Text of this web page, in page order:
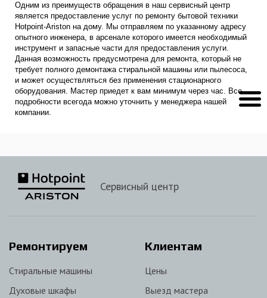
Одним из преимуществ обращения в наш сервисный центр
является предоставление услуг по ремонту бытовой техники
Hotpoint-Ariston на дому. Мы отправляем по указанному адресу
опытного инженера, в арсенале которого имеется необходимый
инструмент и запасные части для предоставления услуги.
Данная возможность предусмотрена для ремонта, который не
требует полного демонтажа стиральной машины или пылесоса,
и может осуществляться без применения стационарного
оборудования. Мастер приедет к вам минимум через час. Все
подробности всегода можно уточнить у менеджера нашей
компании.
Сервисный центр
Ремонтируем
Стиральные машины
Духовые шкафы
Клиентам
Цены
Выезд мастера